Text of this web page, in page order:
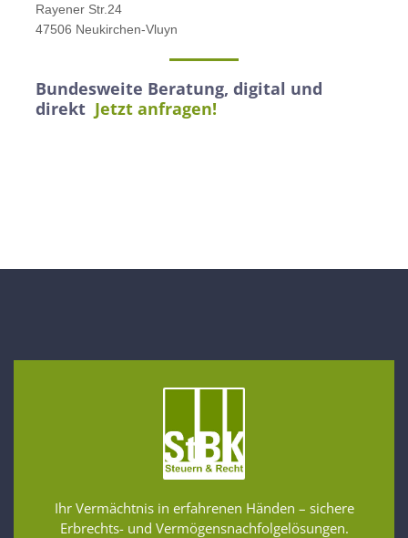
Rayener Str.24
47506 Neukirchen-Vluyn
Bundesweite Beratung, digital und
direkt Jetzt anfragen!
Ihr Vermächtnis in erfahrenen Händen – sichere
Erbrechts- und Vermögensnachfolgelösungen.